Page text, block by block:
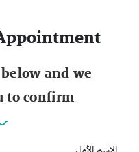
and we
to confirm.